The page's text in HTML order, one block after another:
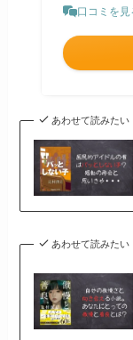
口コミを見
あわせて読みたい
あわせて読みたい